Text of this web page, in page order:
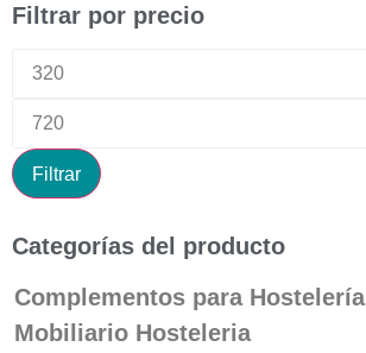
Filtrar por precio
Filtrar
Categorías del producto
Complementos para Hostelería
Mobiliario Hosteleria